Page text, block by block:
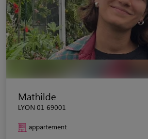
Mathilde
LYON 01 69001
appartement